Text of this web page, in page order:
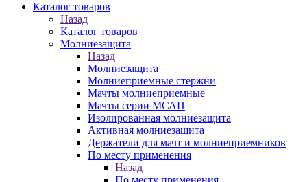
Каталог товаров
Назад
Каталог товаров
Молниезащита
Назад
Молниезащита
Молниеприемные стержни
Мачты молниеприемные
Мачты серии МСАП
Изолированная молниезащита
Активная молниезащита
Держатели для мачт и молниеприемников
По месту применения
Назад
По месту применения